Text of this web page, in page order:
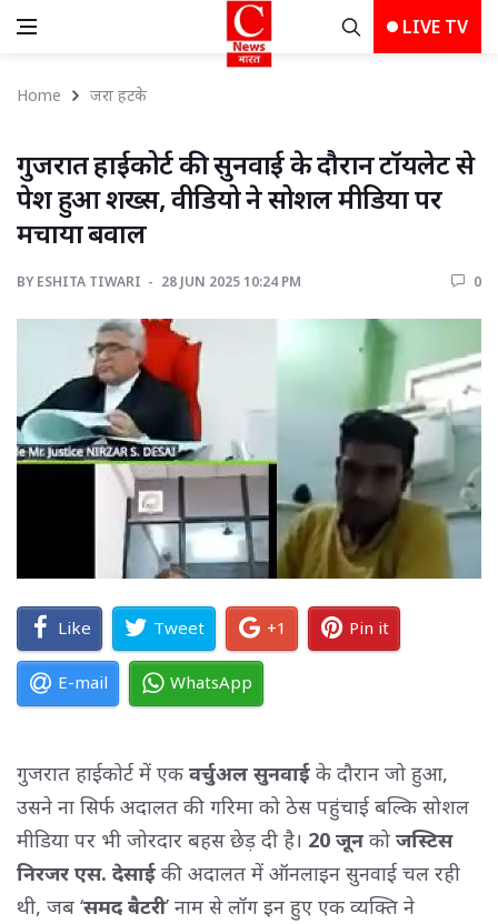
LIVE TV
Home जरा हटके
गुजरात हाईकोर्ट की सुनवाई के दौरान टॉयलेट से
पेश हुआ शख्स, वीडियो ने सोशल मीडिया पर
मचाया बवाल
BY ESHITA TIWARI 28 JUN 2025 10:24 PM 0
Like Tweet +1 Pin it
E-mail WhatsApp
गुजरात हाईकोर्ट में एक वर्चुअल सुनवाई के दौरान जो हुआ,
उसने ना सिर्फ अदालत की गरिमा को ठेस पहुंचाई बल्कि सोशल
मीडिया पर भी जोरदार बहस छेड़ दी है। 20 जून को जस्टिस
निरजर एस. देसाई की अदालत में ऑनलाइन सुनवाई चल रही
थी, जब ‘समद बैटरी’ नाम से लॉग इन हुए एक व्यक्ति ने